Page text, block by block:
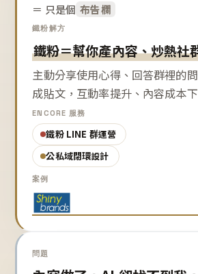
＝ 只是個 布告欄
鐵粉解方
鐵粉＝幫你產內容、炒熱社
主動分享使用心得、回答群裡的
成貼文，互動率提升、內容成本下
ENCORE 服務
鐵粉 LINE 群運營
公私域閉環設計
案例
問題